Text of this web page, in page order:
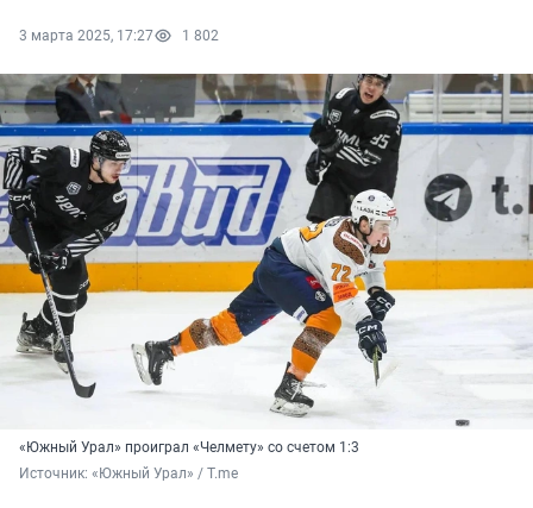
3 марта 2025, 17:27 1 802
«Южный Урал» проиграл «Челмету» со счетом 1:3
Источник: «Южный Урал» / T.me